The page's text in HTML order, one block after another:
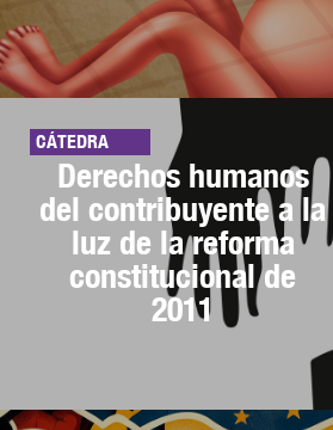
CÁTEDRA
Derechos humanos
del contribuyente a la
luz de la reforma
constitucional de
2011